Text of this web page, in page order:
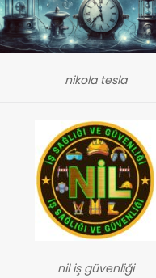
nikola tesla
nil iş güvenliği